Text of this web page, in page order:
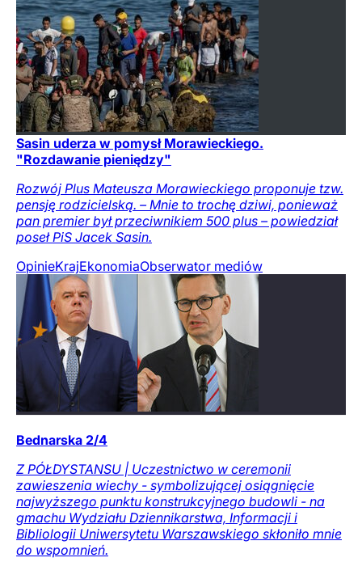
Sasin uderza w pomysł Morawieckiego.
"Rozdawanie pieniędzy"
Rozwój Plus Mateusza Morawieckiego proponuje tzw.
pensję rodzicielską. – Mnie to trochę dziwi, ponieważ
pan premier był przeciwnikiem 500 plus – powiedział
poseł PiS Jacek Sasin.
OpinieKrajEkonomiaObserwator mediów
Bednarska 2/4
Z PÓŁDYSTANSU | Uczestnictwo w ceremonii
zawieszenia wiechy - symbolizującej osiągnięcie
najwyższego punktu konstrukcyjnego budowli - na
gmachu Wydziału Dziennikarstwa, Informacji i
Bibliologii Uniwersytetu Warszawskiego skłoniło mnie
do wspomnień.